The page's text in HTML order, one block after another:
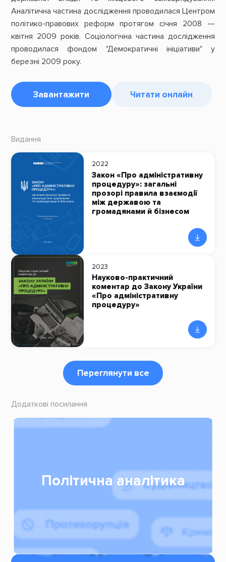
Аналітична частина дослідження проводилася Центром
політико-правових реформ протягом січня 2008 —
квітня 2009 років. Соціологічна частина дослідження
проводилася фондом "Демократичні ініціативи" у
березні 2009 року.
Завантажити Читати онлайн
Видання
2022
Закон «Про адміністративну
процедуру»: загальні
прозорі правила взаємодії
між державою та
громадянами й бізнесом
2023
Науково-практичний
коментар до Закону України
«Про адміністративну
процедуру»
Переглянути все
Додаткові посилання
Політична аналітика